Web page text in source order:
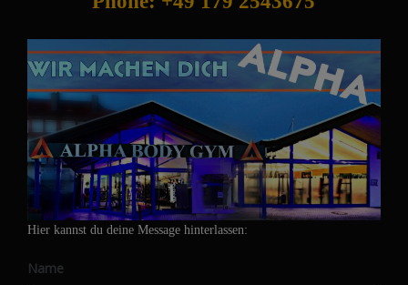
Arts
Hier kannst du deine Message hinterlassen:
Name